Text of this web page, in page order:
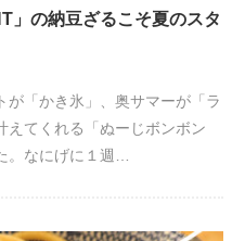
」の納豆ざるこそ夏のスタ
が「かき氷」、奥サマーが「ラ
えてくれる「ぬーじボンボン
。なにげに１週…